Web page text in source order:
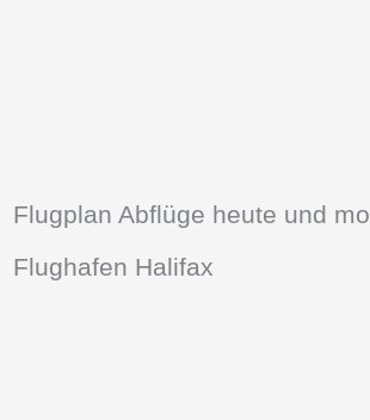
Flugplan Abflüge heute und
Flughafen Halifax